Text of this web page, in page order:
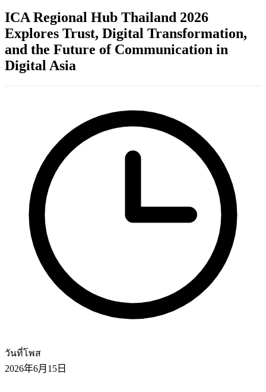
ICA Regional Hub Thailand 2026
Explores Trust, Digital Transformation,
and the Future of Communication in
Digital Asia
วันที่โพส
2026年6月15日